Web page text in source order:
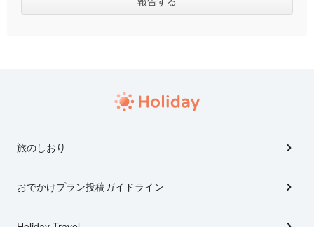
旅のしおり
おでかけプラン投稿ガイドライン